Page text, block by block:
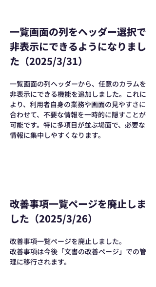
一覧画面の列をヘッダー選択で
非表示にできるようになりまし
た（2025/3/31）
一覧画面の列ヘッダーから、任意のカラムを
非表示にできる機能を追加しました。これに
より、利用者自身の業務や画面の見やすさに
合わせて、不要な情報を一時的に隠すことが
可能です。特に多項目が並ぶ場面で、必要な
情報に集中しやすくなります。
改善事項一覧ページを廃止しま
した（2025/3/26）
改善事項一覧ページを廃止しました。
改善事項は今後「文書の改善ページ」での管
理に移行されます。